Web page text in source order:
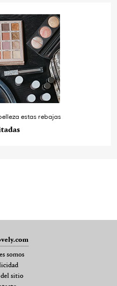
estas rebajas
somos
sitio